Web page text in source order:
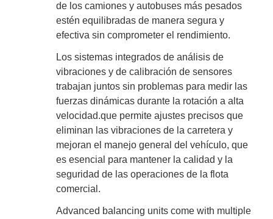
de los camiones y autobuses más pesados
estén equilibradas de manera segura y
efectiva sin comprometer el rendimiento.
Los sistemas integrados de análisis de
vibraciones y de calibración de sensores
trabajan juntos sin problemas para medir las
fuerzas dinámicas durante la rotación a alta
velocidad.que permite ajustes precisos que
eliminan las vibraciones de la carretera y
mejoran el manejo general del vehículo, que
es esencial para mantener la calidad y la
seguridad de las operaciones de la flota
comercial.
Advanced balancing units come with multiple